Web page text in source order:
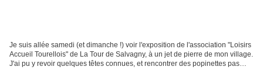
Je suis allée samedi (et dimanche !) voir l'exposition de l'association "Loisirs
Accueil Tourellois" de La Tour de Salvagny, à un jet de pierre de mon village.
J'ai pu y revoir quelques têtes connues, et rencontrer des popinettes pas